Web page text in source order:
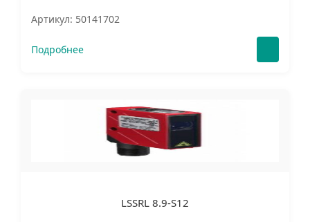
Артикул: 50141702
Подробнее
LSSRL 8.9-S12